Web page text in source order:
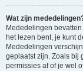
Wat zijn
Mededelingen
het lezen bent, je kunt
Mededelingen
geplaatst zijn. Zoals bij
permissies af of je wel